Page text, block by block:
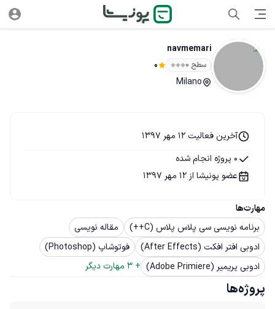
navmemari
سطح ۰ 0
Milano
مهارت‌ها
برنامه نویسی سی پلاس پلاس (C++)
مقاله نویسی
ادوبی افتر افکت (After Effects)
فوتوشاپ (Photoshop)
ادوبی پریمیر (Adobe Primiere)
+
3 مهارت دیگر
آخرین فعالیت 12 مهر 1397
0 پروژه انجام شده
عضو پونیشا از 12 مهر 1397
پروژه‌ها